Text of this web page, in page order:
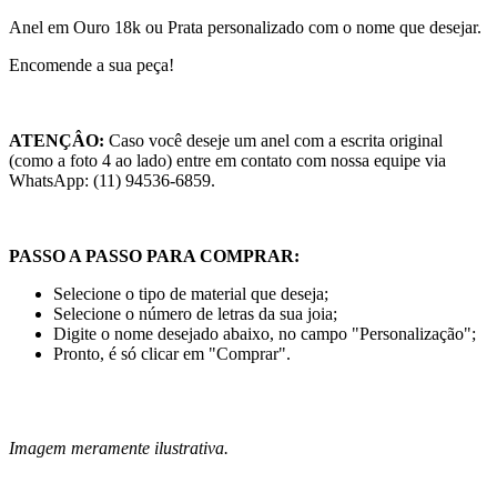
Anel em Ouro 18k ou Prata personalizado com o nome que desejar.
Encomende a sua peça!
ATENÇÂO: Caso você deseje um anel com a escrita original
(como a foto 4 ao lado) entre em contato com nossa equipe via
WhatsApp: (11) 94536-6859.
PASSO A PASSO PARA COMPRAR:
Selecione o tipo de material que deseja;
Selecione o número de letras da sua joia;
Digite o nome desejado abaixo, no campo "Personalização";
Pronto, é só clicar em "Comprar".
Imagem meramente ilustrativa.